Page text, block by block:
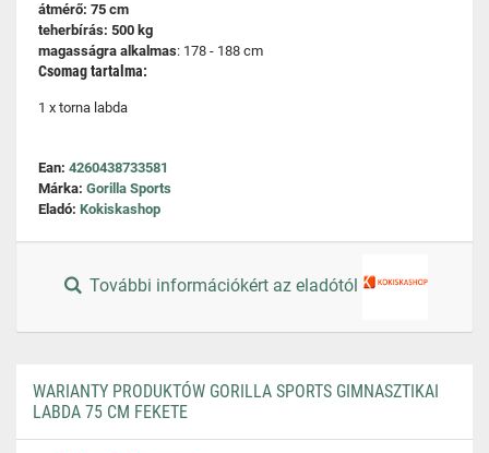
átmérő: 75 cm
teherbírás: 500 kg
magasságra alkalmas: 178 - 188 cm
Csomag tartalma:
1 x torna labda
Ean: 4260438733581
Márka: Gorilla Sports
Eladó: Kokiskashop
További információkért az eladótól
WARIANTY PRODUKTÓW GORILLA SPORTS GIMNASZTIKAI
LABDA 75 CM FEKETE